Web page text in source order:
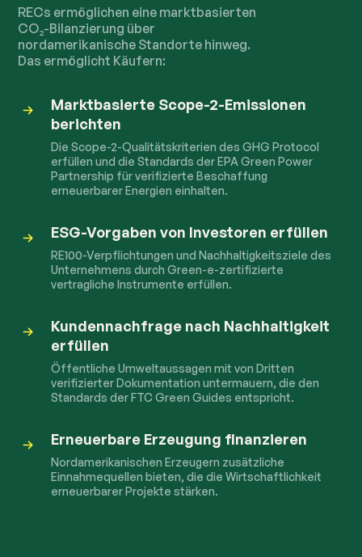
RECs ermöglichen eine marktbasierten
CO₂-Bilanzierung über
nordamerikanische Standorte hinweg.
Das ermöglicht Käufern:
Marktbasierte Scope-2-Emissionen
berichten
Die Scope-2-Qualitätskriterien des GHG Protocol
erfüllen und die Standards der EPA Green Power
Partnership für verifizierte Beschaffung
erneuerbarer Energien einhalten.
ESG-Vorgaben von Investoren erfüllen
RE100-Verpflichtungen und Nachhaltigkeitsziele des
Unternehmens durch Green-e-zertifizierte
vertragliche Instrumente erfüllen.
Kundennachfrage nach Nachhaltigkeit
erfüllen
Öffentliche Umweltaussagen mit von Dritten
verifizierter Dokumentation untermauern, die den
Standards der FTC Green Guides entspricht.
Erneuerbare Erzeugung finanzieren
Nordamerikanischen Erzeugern zusätzliche
Einnahmequellen bieten, die die Wirtschaftlichkeit
erneuerbarer Projekte stärken.